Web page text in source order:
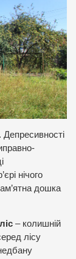
нічого
дошка
– колишній
лісу